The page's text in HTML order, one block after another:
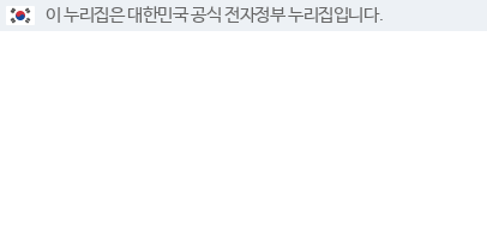
이 누리집은 대한민국 공식 전자정부 누리집입니다.